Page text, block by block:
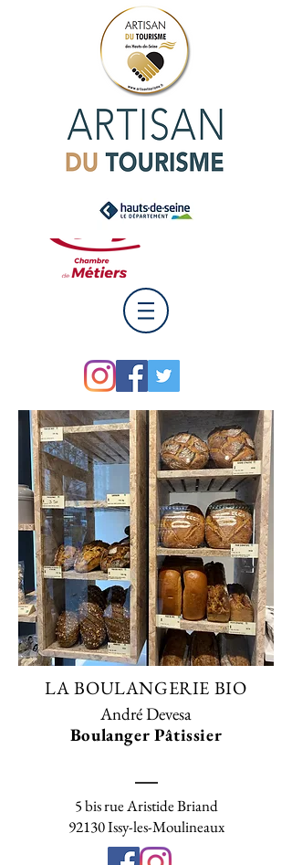
LA BOULANGERIE BIO
André Devesa
Boulanger Pâtissier
5 bis rue Aristide Briand
92130 Issy-les-Moulineaux